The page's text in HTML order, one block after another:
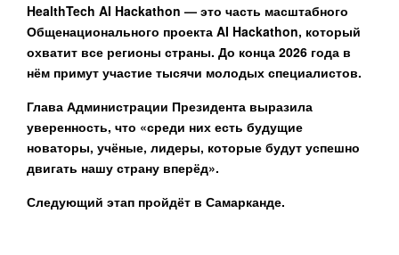
HealthTech AI Hackathon — это часть масштабного
Общенационального проекта AI Hackathon, который
охватит все регионы страны. До конца 2026 года в
нём примут участие тысячи молодых специалистов.
Глава Администрации Президента выразила
уверенность, что «среди них есть будущие
новаторы, учёные, лидеры, которые будут успешно
двигать нашу страну вперёд».
Следующий этап пройдёт в Самарканде.